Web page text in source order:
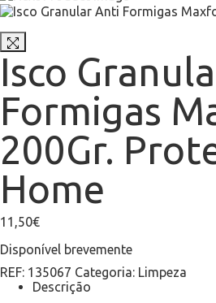
Isco
Formigas
200Gr.
Home
11,50€
Disponível brevemente
REF: 135067 Categoria: Limpeza
Descrição